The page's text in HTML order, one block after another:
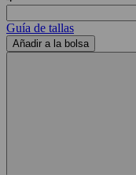
Guía de tallas
Añadir a la bolsa